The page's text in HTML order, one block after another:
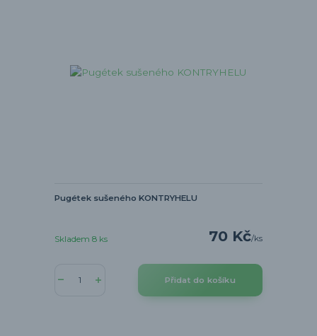
Pugétek sušeného KONTRYHELU
70 Kč/ks
Skladem 8 ks
Přidat do košíku